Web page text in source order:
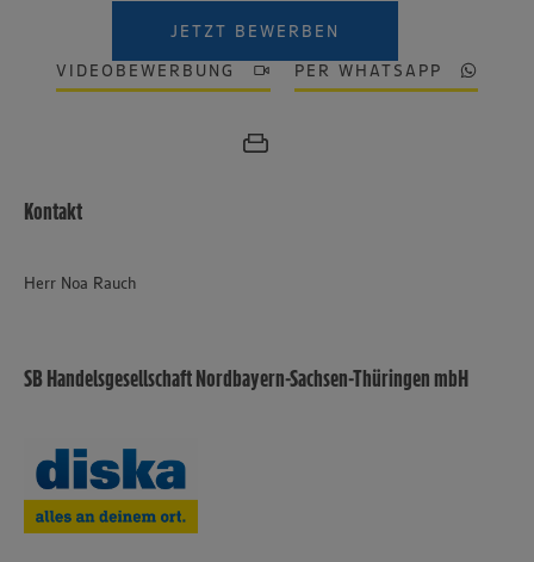
JETZT BEWERBEN
VIDEOBEWERBUNG
PER WHATSAPP
Kontakt
Herr Noa Rauch
SB Handelsgesellschaft Nordbayern-Sachsen-Thüringen mbH